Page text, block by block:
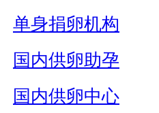
单身捐卵机构
国内供卵助孕
国内供卵中心